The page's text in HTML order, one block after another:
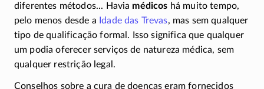
diferentes métodos... Havia médicos há muito tempo,
pelo menos desde a Idade das Trevas, mas sem qualquer
tipo de qualificação formal. Isso significa que qualquer
um podia oferecer serviços de natureza médica, sem
qualquer restrição legal.
Conselhos sobre a cura de doenças eram fornecidos